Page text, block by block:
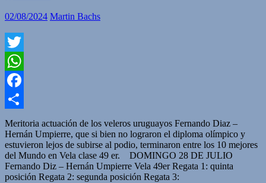
02/08/2024 Martin Bachs
Twitter
WhatsApp
Facebook
Compartir
Meritoria actuación de los veleros uruguayos Fernando Diaz –
Hernán Umpierre, que si bien no lograron el diploma olímpico y
estuvieron lejos de subirse al podio, terminaron entre los 10 mejores
del Mundo en Vela clase 49 er. DOMINGO 28 DE JULIO
Fernando Diz – Hernán Umpierre Vela 49er Regata 1: quinta
posición Regata 2: segunda posición Regata 3: